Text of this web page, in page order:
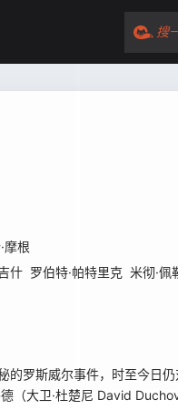
搜
摩根
什 罗伯特·帕特里克 米彻·佩
斯威尔事件，时至今日仍
（大卫·杜楚尼 David